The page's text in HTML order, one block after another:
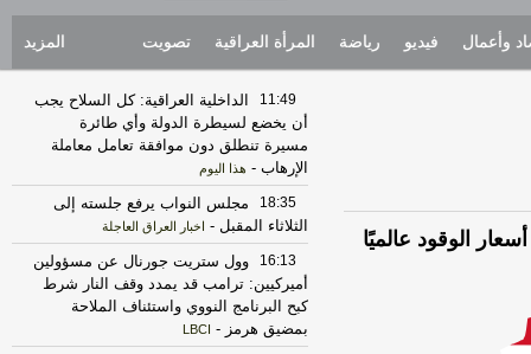
وأعمال فيديو رياضة المرأة العراقية تصويت المزيد
الوقود عالميًا
11:49
الداخلية العراقية: كل السلاح يجب
أن يخضع لسيطرة الدولة وأي طائرة
مسيرة تنطلق دون موافقة تعامل معاملة
الإرهاب - هذا اليوم
18:35
مجلس النواب يرفع جلسته إلى
الثلاثاء المقبل - اخبار العراق العاجلة
16:13
وول ستريت جورنال عن مسؤولين
أميركيين: ترامب قد يمدد وقف النار شرط
كبح البرنامج النووي واستئناف الملاحة
بمضيق هرمز -
LBCI